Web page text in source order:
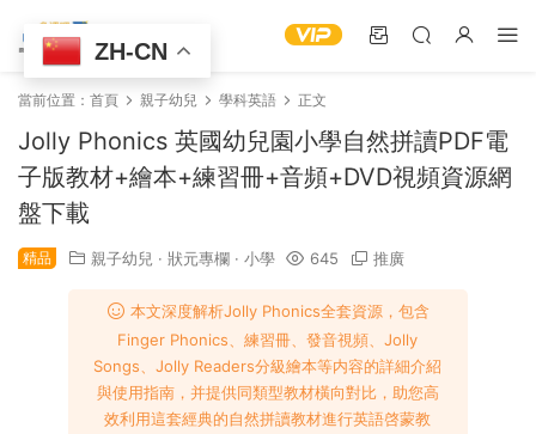
當前位置： 首頁 親子幼兒 學科英語 正文
Jolly Phonics 英國幼兒園小學自然拼讀PDF電
子版教材+繪本+練習冊+音頻+DVD視頻資源網
盤下載
精品 親子幼兒 · 狀元專欄 · 小學 645 推廣
本文深度解析Jolly Phonics全套資源，包含
Finger Phonics、練習冊、發音視頻、Jolly
Songs、Jolly Readers分級繪本等内容的詳細介紹
與使用指南，并提供同類型教材橫向對比，助您高
效利用這套經典的自然拼讀教材進行英語啓蒙教
ZH-CN